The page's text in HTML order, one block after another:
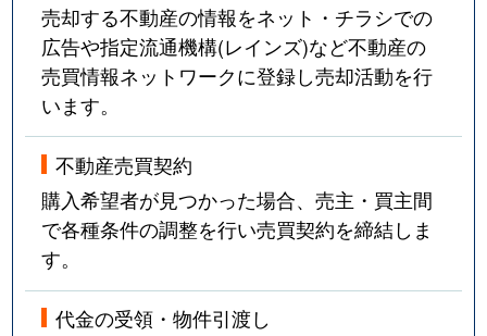
売却する不動産の情報をネット・チラシでの
広告や指定流通機構(レインズ)など不動産の
売買情報ネットワークに登録し売却活動を行
います。
不動産売買契約
購入希望者が見つかった場合、売主・買主間
で各種条件の調整を行い売買契約を締結しま
す。
代金の受領・物件引渡し